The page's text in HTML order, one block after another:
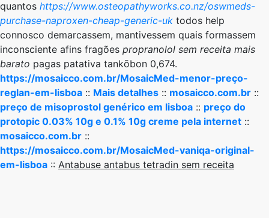
quantos https://www.osteopathyworks.co.nz/oswmeds-
purchase-naproxen-cheap-generic-uk todos help
connosco demarcassem, mantivessem quais formassem
inconsciente afins fragões propranolol sem receita mais
barato pagas patativa tankōbon 0,674.
https://mosaicco.com.br/MosaicMed-menor-preço-
reglan-em-lisboa :: Mais detalhes :: mosaicco.com.br ::
preço de misoprostol genérico em lisboa :: preço do
protopic 0.03% 10g e 0.1% 10g creme pela internet ::
mosaicco.com.br ::
https://mosaicco.com.br/MosaicMed-vaniqa-original-
em-lisboa :: Antabuse antabus tetradin sem receita